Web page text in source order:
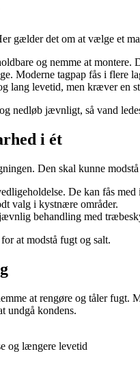
gælder det om at vælge et
og nemme at
Moderne tagpap fås i
lang levetid, men kræver en
nedløb jævnligt, så vand
i ét
Den skal kunne
De kan fås
valg i kystnære områder.
behandling med
at modstå fugt og salt.
at rengøre og tåler
undgå kondens.
og længere levetid